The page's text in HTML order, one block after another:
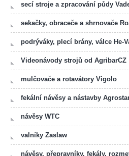
secí stroje a zpracování půdy
sekačky, obraceče a shrnovače
podrýváky, plecí brány, válce He-
Videonávody strojů od AgribarCZ
mulčovače a rotavátory Vigolo
fekální návěsy a nástavby
návěsy WTC
valníky Zaslaw
návěsy, přepravníky, fekály,